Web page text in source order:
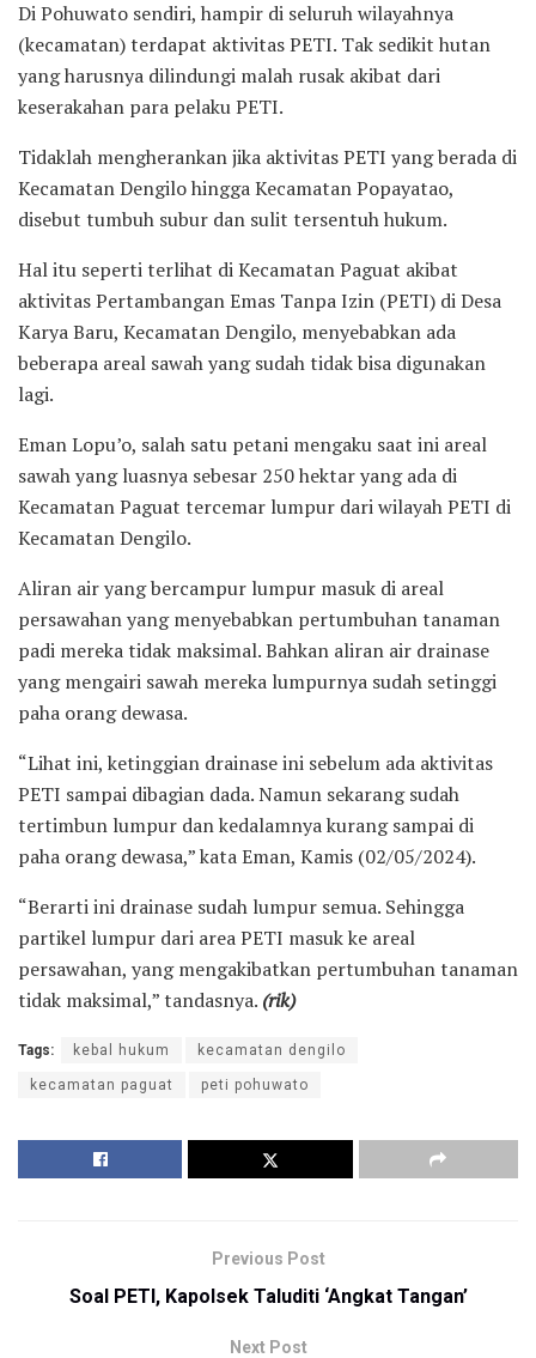
Di Pohuwato sendiri, hampir di seluruh wilayahnya
(kecamatan) terdapat aktivitas PETI. Tak sedikit hutan
yang harusnya dilindungi malah rusak akibat dari
keserakahan para pelaku PETI.
Tidaklah mengherankan jika aktivitas PETI yang berada di
Kecamatan Dengilo hingga Kecamatan Popayatao,
disebut tumbuh subur dan sulit tersentuh hukum.
Hal itu seperti terlihat di Kecamatan Paguat akibat
aktivitas Pertambangan Emas Tanpa Izin (PETI) di Desa
Karya Baru, Kecamatan Dengilo, menyebabkan ada
beberapa areal sawah yang sudah tidak bisa digunakan
lagi.
Eman Lopu’o, salah satu petani mengaku saat ini areal
sawah yang luasnya sebesar 250 hektar yang ada di
Kecamatan Paguat tercemar lumpur dari wilayah PETI di
Kecamatan Dengilo.
Aliran air yang bercampur lumpur masuk di areal
persawahan yang menyebabkan pertumbuhan tanaman
padi mereka tidak maksimal. Bahkan aliran air drainase
yang mengairi sawah mereka lumpurnya sudah setinggi
paha orang dewasa.
“Lihat ini, ketinggian drainase ini sebelum ada aktivitas
PETI sampai dibagian dada. Namun sekarang sudah
tertimbun lumpur dan kedalamnya kurang sampai di
paha orang dewasa,” kata Eman, Kamis (02/05/2024).
“Berarti ini drainase sudah lumpur semua. Sehingga
partikel lumpur dari area PETI masuk ke areal
persawahan, yang mengakibatkan pertumbuhan tanaman
tidak maksimal,” tandasnya. (rik)
Tags: kebal hukum kecamatan dengilo
kecamatan paguat peti pohuwato
Previous Post
Soal PETI, Kapolsek Taluditi ‘Angkat Tangan’
Next Post